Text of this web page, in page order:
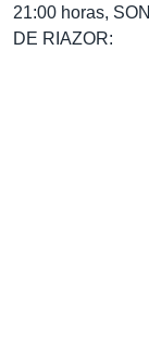
21:00 horas, SON
DE RIAZOR: